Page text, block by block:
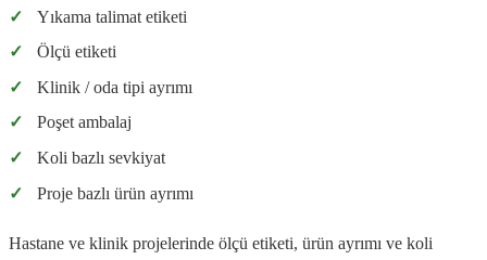
✓
Yıkama talimat etiketi
✓
Ölçü etiketi
✓
Klinik / oda tipi ayrımı
✓
Poşet ambalaj
✓
Koli bazlı sevkiyat
✓
Proje bazlı ürün ayrımı
Hastane ve klinik projelerinde ölçü etiketi, ürün ayrımı ve koli